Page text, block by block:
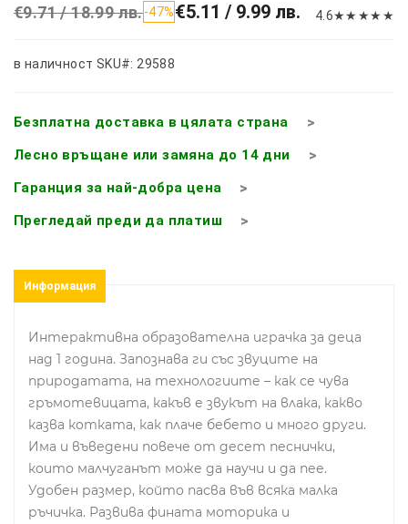
€9.71 / 18.99 лв.-47%€5.11 / 9.99 лв. 4.6★★ ★★ ★
в наличност SKU#: 29588
Безплатна доставка в цялата страна
Лесно връщане или замяна до 14 дни
Гаранция за най-добра цена
Прегледай преди да платиш
Информация
Интерактивна образователна играчка за деца
над 1 година. Запознава ги със звуците на
природатата, на технологиите – как се чува
гръмотевицата, какъв е звукът на влака, какво
казва котката, как плаче бебето и много други.
Има и въведени повече от десет песнички,
които малчуганът може да научи и да пее.
Удобен размер, който пасва във всяка малка
ръчичка. Развива фината моторика и